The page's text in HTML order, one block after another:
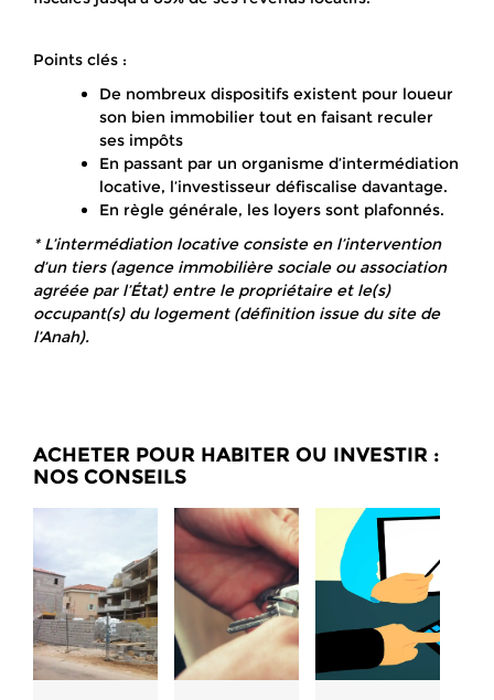
Points clés :
De nombreux dispositifs existent pour loueur
son bien immobilier tout en faisant reculer
ses impôts
En passant par un organisme d’intermédiation
locative, l’investisseur défiscalise davantage.
En règle générale, les loyers sont plafonnés.
* L’intermédiation locative consiste en l’intervention
d’un tiers (agence immobilière sociale ou association
agréée par l’État) entre le propriétaire et le(s)
occupant(s) du logement (définition issue du site de
l’Anah).
ACHETER POUR HABITER OU INVESTIR :
NOS CONSEILS